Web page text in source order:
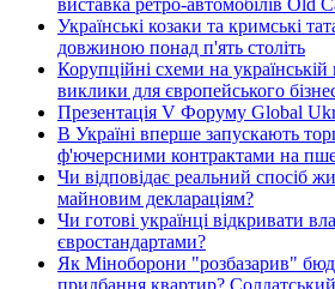
Українські козаки та кримські
довжиною понад п'ять століть
Корупційні схеми на
виклики для європейського
Презентація V Форуму Global
В Україні вперше запускають
ф'ючерсними контрактами на
Чи відповідає реальний спосіб
майновим деклараціям?
Чи готові українці відкривати
євростандартами?
Як Міноборони "розбазарив"
придбання квартир?